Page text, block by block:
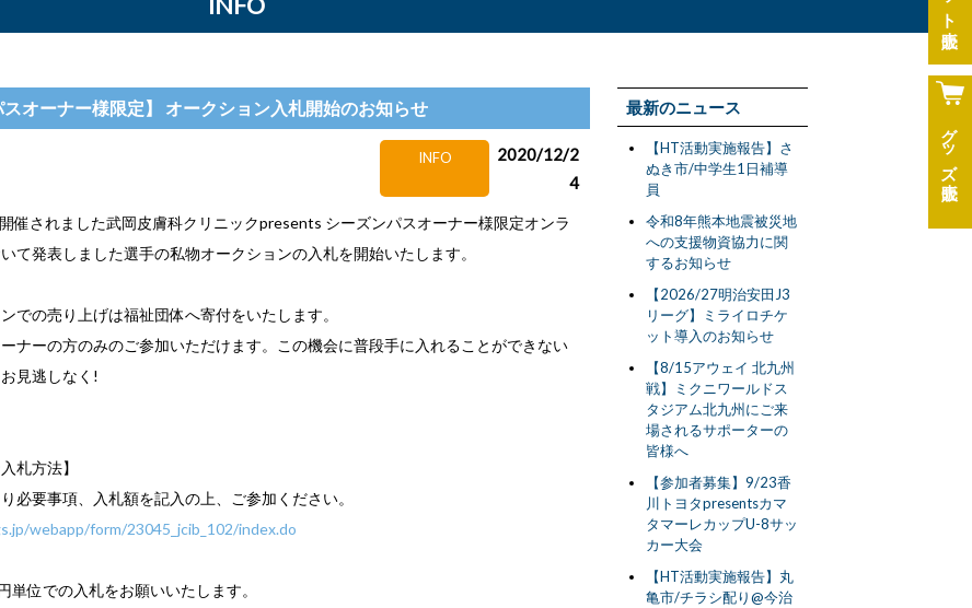
グッズ
スオーナー様限定】 オークション入札開始のお知らせ
INFO
2020/12/2
4
催されました武岡皮膚科クリニックpresents シーズンパスオーナー様限定オンラ
て発表しました選手の私物オークションの入札を開始いたします。
での売り上げは福祉団体へ寄付をいたします。
ナーの方のみのご参加いただけます。この機会に普段手に入れることができない
見逃しなく!
札方法】
必要事項、入札額を記入の上、ご参加ください。
webapp/form/23045_jcib_102/index.do
単位での入札をお願いいたします。
最新のニュース
【HT活動実施報告】さ
ぬき市/中学生1日補導
員
令和8年熊本地震被災地
への支援物資協力に関
するお知らせ
【2026/27明治安田J3
リーグ】ミライロチケ
ット導入のお知らせ
【8/15アウェイ 北九州
戦】ミクニワールドス
タジアム北九州にご来
場されるサポーターの
皆様へ
【参加者募集】9/23香
川トヨタpresentsカマ
タマーレカップU-8サッ
カー大会
【HT活動実施報告】丸
亀市/チラシ配り@今治